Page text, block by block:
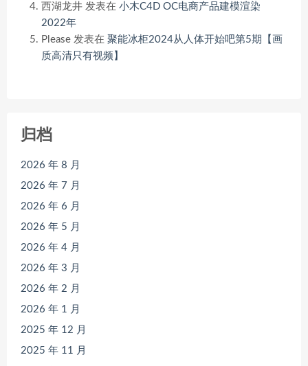
西湖龙井 发表在 小木C4D OC电商产品建模渲染
2022年
Please 发表在 聚能冰柜2024从人体开始吧第5期【画
质高清只有视频】
归档
2026 年 8 月
2026 年 7 月
2026 年 6 月
2026 年 5 月
2026 年 4 月
2026 年 3 月
2026 年 2 月
2026 年 1 月
2025 年 12 月
2025 年 11 月